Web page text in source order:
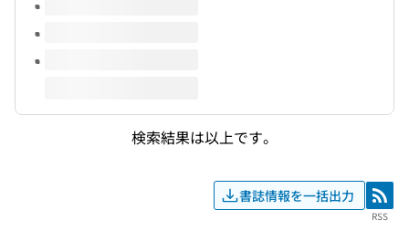
検索結果は以上です。
書誌情報を一括出力 RSS
RSS